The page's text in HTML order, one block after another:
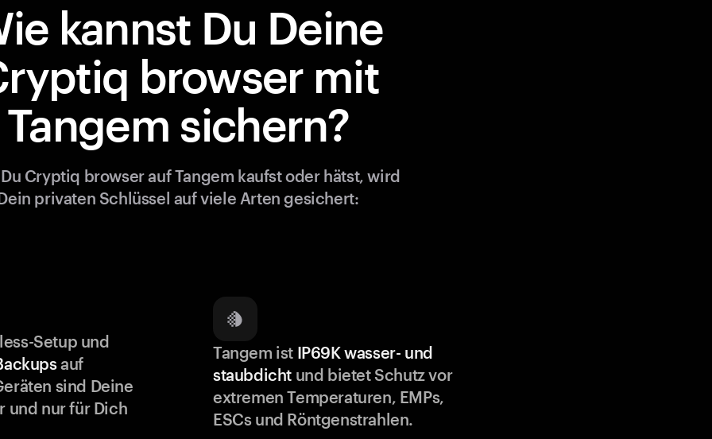
kannst Du Deine
browser mit
Tangem sichern?
Cryptiq browser auf Tangem kaufst oder hätst, wird
privaten Schlüssel auf viele Arten gesichert:
Setup und
auf
sind Deine
und nur für Dich
Tangem ist IP69K wasser- und
staubdicht und bietet Schutz vor
extremen Temperaturen, EMPs,
ESCs und Röntgenstrahlen.